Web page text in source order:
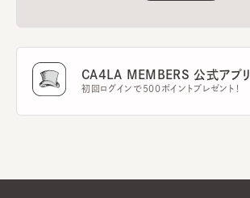
CA4LA MEMBERS 公式アプリ
初回ログインで500ポイントプレゼント！